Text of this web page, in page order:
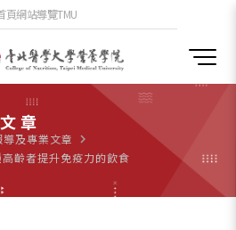
頁網站導覽TMU
章
導及專業文章 navigate_next
齡者提升免疫力的飲食